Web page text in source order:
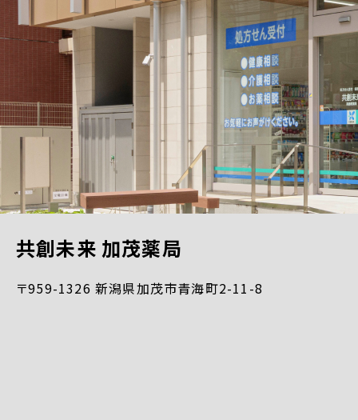
共創未来 加茂薬局
〒959-1326 新潟県加茂市青海町2-11-8